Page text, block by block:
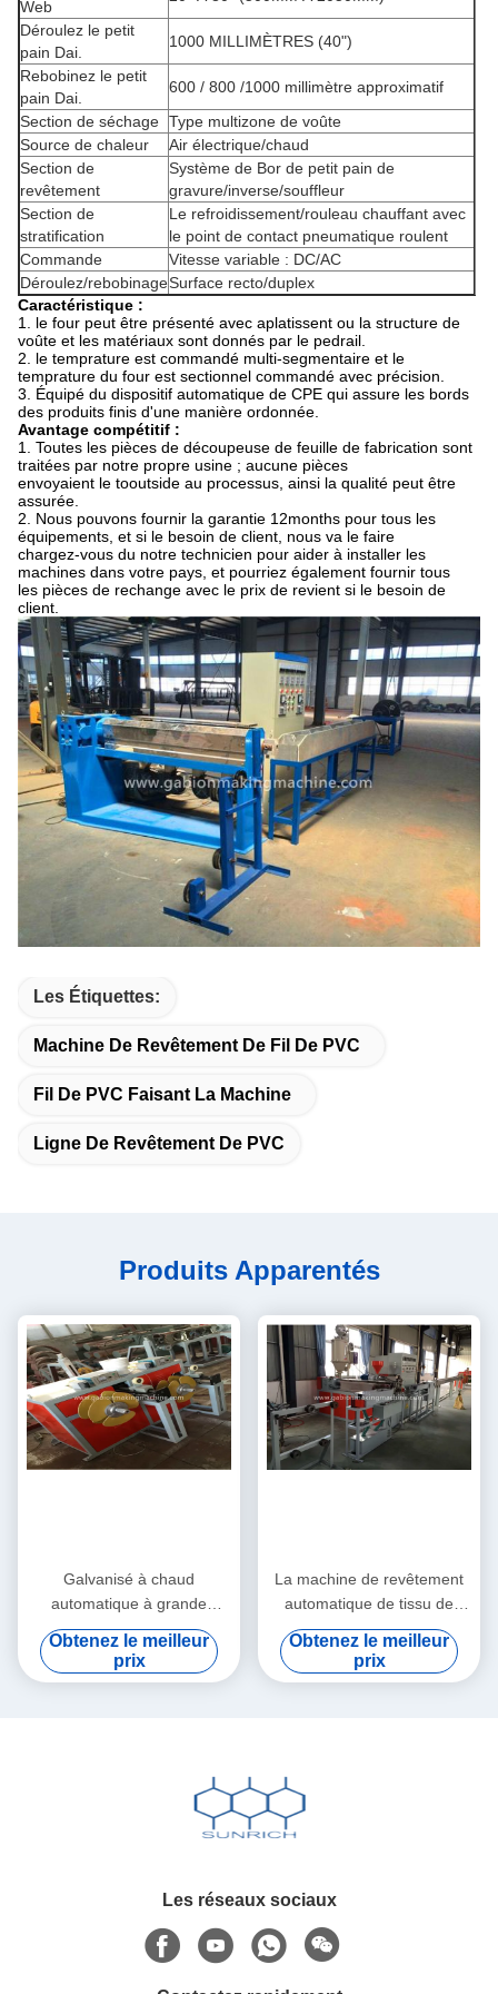
Web
Déroulez le petit
pain Dai.
1000 MILLIMÈTRES (40")
Rebobinez le petit
pain Dai.
600 / 800 /1000 millimètre approximatif
Section de séchage Type multizone de voûte
Source de chaleur
Air électrique/chaud
Section de
revêtement
Système de Bor de petit pain de
gravure/inverse/souffleur
Section de
stratification
Le refroidissement/rouleau chauffant avec
le point de contact pneumatique roulent
Commande
Vitesse variable : DC/AC
Déroulez/rebobinageSurface recto/duplex
Caractéristique :
1. le four peut être présenté avec aplatissent ou la structure de
voûte et les matériaux sont donnés par le pedrail.
2. le temprature est commandé multi-segmentaire et le
temprature du four est sectionnel commandé avec précision.
3. Équipé du dispositif automatique de CPE qui assure les bords
des produits finis d'une manière ordonnée.
Avantage compétitif :
1. Toutes les pièces de découpeuse de feuille de fabrication sont
traitées par notre propre usine ; aucune pièces
envoyaient le tooutside au processus, ainsi la qualité peut être
assurée.
2. Nous pouvons fournir la garantie 12months pour tous les
équipements, et si le besoin de client, nous va le faire
chargez-vous du notre technicien pour aider à installer les
machines dans votre pays, et pourriez également fournir tous
les pièces de rechange avec le prix de revient si le besoin de
client.
Les Étiquettes:
Machine De Revêtement De Fil De PVC
Fil De PVC Faisant La Machine
Ligne De Revêtement De PVC
Produits Apparentés
Galvanisé à chaud
automatique à grande
vitesse industriel de machine
de revêtement de PVC avec
le refroidissement de fan
Obtenez le meilleur
prix
La machine de revêtement
automatique de tissu de
contrôle, PVC a enduit la
machine de tissage de fil
Obtenez le meilleur
prix
Les réseaux sociaux